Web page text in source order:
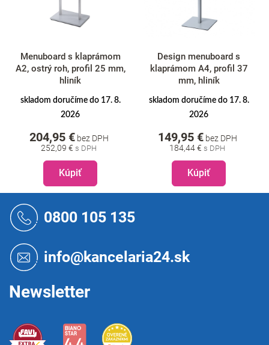
Menuboard s klaprámom
A2, ostrý roh, profil 25 mm,
hliník
skladom doručíme do 17. 8.
2026
252,09 €
204,95 €bez DPH
Kúpiť
Design menuboard s
klaprámom A4, profil 37
mm, hliník
skladom doručíme do 17. 8.
2026
184,44 €
149,95 €bez DPH
Kúpiť
0800 105 135
info@kancelaria24.sk
Newsletter